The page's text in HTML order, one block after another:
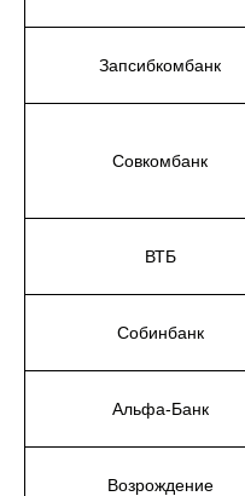
Запсибкомбанк
Совкомбанк
ВТБ
Собинбанк
Альфа-Банк
Возрождение